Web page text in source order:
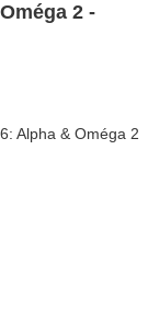
2 -